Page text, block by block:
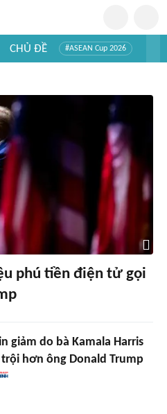
CHỦ ĐỀ #ASEAN Cup 2026
phú tiền điện tử gọi
giảm do bà Kamala Harris
hơn ông Donald Trump